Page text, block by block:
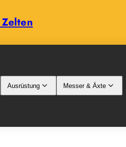
Ausrüstung Messer & Äxte